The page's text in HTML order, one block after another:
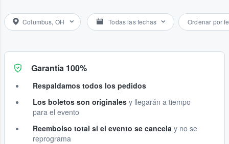
Columbus, OH Todas las fechas Ordenar por
Garantía 100%
Respaldamos todos los pedidos
Los boletos son originales y llegarán a tiempo
para el evento
Reembolso total si el evento se cancela y no se
reprograma